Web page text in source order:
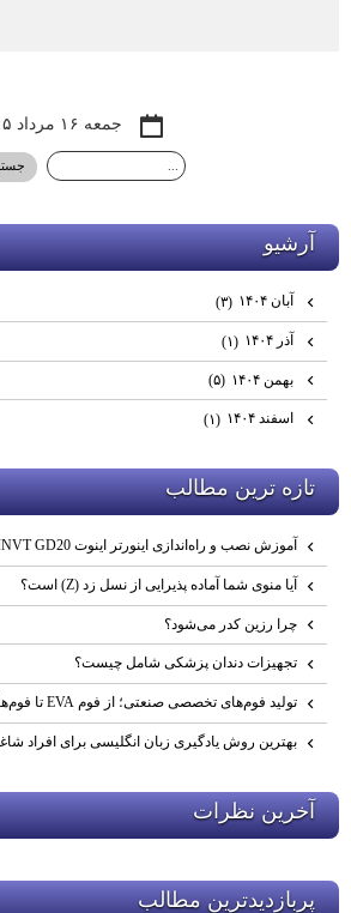
جمعه ۱۶ مرداد ۰۵
آرشيو
آبان ۱۴۰۴ (۳)
آذر ۱۴۰۴ (۱)
بهمن ۱۴۰۴ (۵)
اسفند ۱۴۰۴ (۱)
تازه ترين مطالب
آموزش نصب و راه‌اندازی اینورتر اینوت INVT GD20 | صفر تا تست نهایی
آیا منوی شما آماده پذیرایی از نسل زد (Z) است؟
چرا رزین کدر می‌شود؟
تجهیزات دندان پزشکی شامل چیست؟
تولید فوم‌های تخصصی صنعتی؛ از فوم EVA تا فوم‌های الاستومری
بهترین روش یادگیری زبان انگلیسی برای افراد
آخرين نظرات
پربازديدترين مطالب